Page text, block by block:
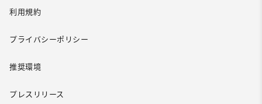
利用規約
プライバシーポリシー
推奨環境
プレスリリース